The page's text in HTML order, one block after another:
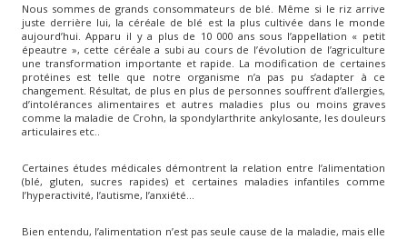
Nous sommes de grands consommateurs de blé. Même si le riz arrive
juste derrière lui, la céréale de blé est la plus cultivée dans le monde
aujourd’hui. Apparu il y a plus de 10 000 ans sous l’appellation « petit
épeautre », cette céréale a subi au cours de l’évolution de l’agriculture
une transformation importante et rapide. La modification de certaines
protéines est telle que notre organisme n’a pas pu s’adapter à ce
changement. Résultat, de plus en plus de personnes souffrent d’allergies,
d’intolérances alimentaires et autres maladies plus ou moins graves
comme la maladie de Crohn, la spondylarthrite ankylosante, les douleurs
articulaires etc..
Certaines études médicales démontrent la relation entre l’alimentation
(blé, gluten, sucres rapides) et certaines maladies infantiles comme
l’hyperactivité, l’autisme, l’anxiété…
Bien entendu, l’alimentation n’est pas seule cause de la maladie, mais elle